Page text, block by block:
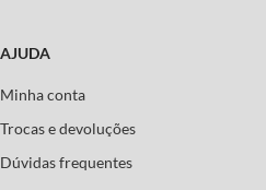
AJUDA
Minha conta
Trocas e devoluções
Dúvidas frequentes